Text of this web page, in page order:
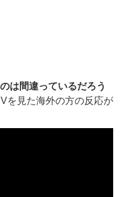
は間違っているだろう
を見た海外の方の反応が